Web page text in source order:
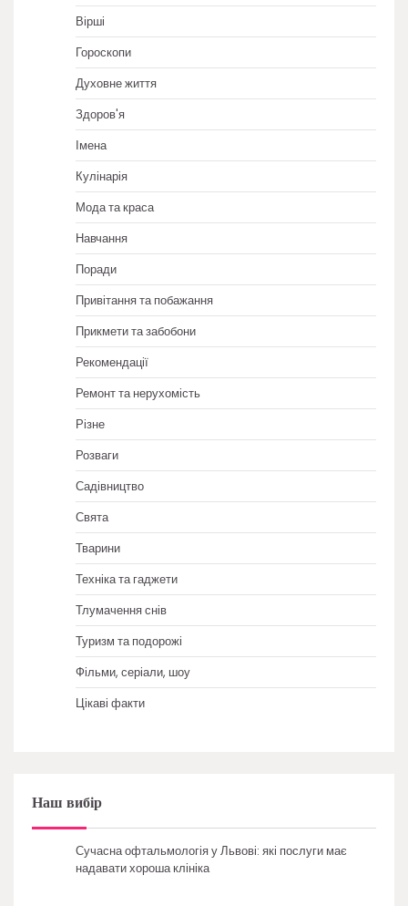
Вірші
Гороскопи
Духовне життя
Здоров'я
Імена
Кулінарія
Мода та краса
Навчання
Поради
Привітання та побажання
Прикмети та забобони
Рекомендації
Ремонт та нерухомість
Різне
Розваги
Садівництво
Свята
Тварини
Техніка та гаджети
Тлумачення снів
Туризм та подорожі
Фільми, серіали, шоу
Цікаві факти
Наш вибір
Сучасна офтальмологія у Львові: які послуги має
надавати хороша клініка